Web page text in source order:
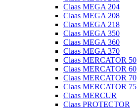
Claas MEGA 204
Claas MEGA 208
Claas MEGA 218
Claas MEGA 350
Claas MEGA 360
Claas MEGA 370
Claas MERCATOR 50
Claas MERCATOR 60
Claas MERCATOR 70
Claas MERCATOR 75
Claas MERCUR
Claas PROTECTOR